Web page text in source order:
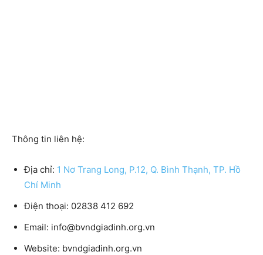
Thông tin liên hệ:
Địa chỉ: 1 Nơ Trang Long, P.12, Q. Bình Thạnh, TP. Hồ
Chí Minh
Điện thoại: 02838 412 692
Email: info@bvndgiadinh.org.vn
Website: bvndgiadinh.org.vn